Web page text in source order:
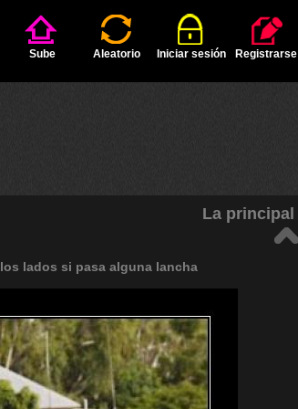
Sube Aleatorio Iniciar sesión Registrarse
La principal
los lados si pasa alguna lancha